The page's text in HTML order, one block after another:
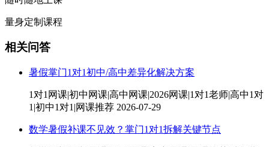
量身定制课程
相关问答
暑假掌门1对1初中/高中差异化解决方案
1对1网课|初中网课|高中网课|2026网课|1对1老师|高中1对
1|初中1对1|网课推荐 2026-07-29
数学暑假补课不见效？掌门1对1拆解关键节点